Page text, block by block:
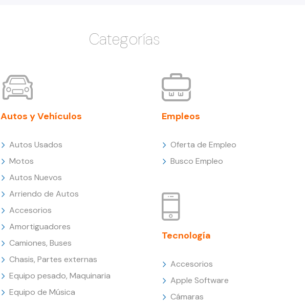
Categorías
Autos y Vehículos
Autos Usados
Motos
Autos Nuevos
Arriendo de Autos
Accesorios
Amortiguadores
Camiones, Buses
Chasis, Partes externas
Equipo pesado, Maquinaria
Equipo de Música
Empleos
Oferta de Empleo
Busco Empleo
Tecnología
Accesorios
Apple Software
Cámaras